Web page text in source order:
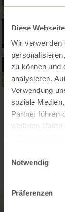
Diese
Wir verwenden
zu können und
analysieren.
Verwendung
soziale
Partner führen
weiteren Daten
Notwendig
Präferenzen